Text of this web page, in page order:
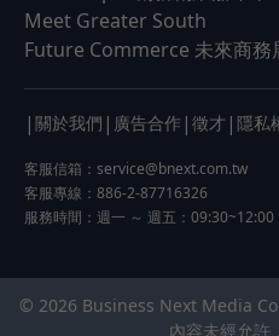
Meet Greater South
Future Commerce 未來商務
| 關於我們 | 廣告合作 | 徵才 | 隱私
客服信箱： service@bnext.com.tw
客服專線：886-2-87716326
服務時間：週一 ～ 週五：
© 2026 Business Next Media
內容未經允許